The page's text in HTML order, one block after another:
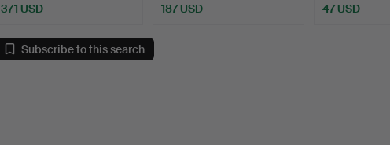
371 USD 187 USD 47 USD
Subscribe to this search